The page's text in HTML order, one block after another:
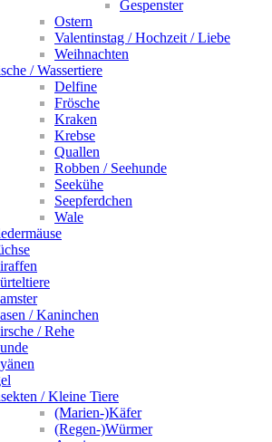
Gespenster
Ostern
Valentinstag / Hochzeit / Liebe
Weihnachten
/ Wassertiere
Delfine
Frösche
Kraken
Krebse
Quallen
Robben / Seehunde
Seekühe
Seepferdchen
Wale
/ Kaninchen
/ Rehe
/ Kleine Tiere
(Marien-)Käfer
(Regen-)Würmer